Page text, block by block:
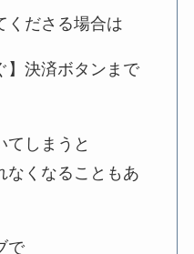
ださる場合は
】決済ボタンまで
てしまうと
なくなることもあ
で